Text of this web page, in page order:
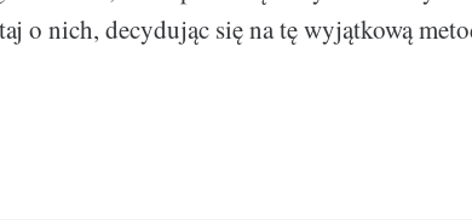
o nich, decydując się na tę wyjątkową